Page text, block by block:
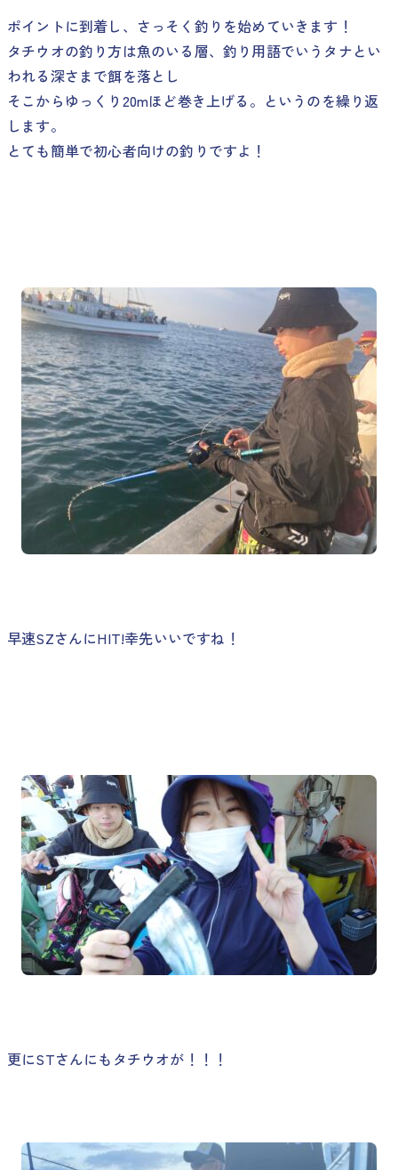
ポイントに到着し、さっそく釣りを始めていきます！
タチウオの釣り方は魚のいる層、釣り用語でいうタナとい
われる深さまで餌を落とし
そこからゆっくり20mほど巻き上げる。というのを繰り返
します。
とても簡単で初心者向けの釣りですよ！
早速SZさんにHIT!幸先いいですね！
更にSTさんにもタチウオが！！！